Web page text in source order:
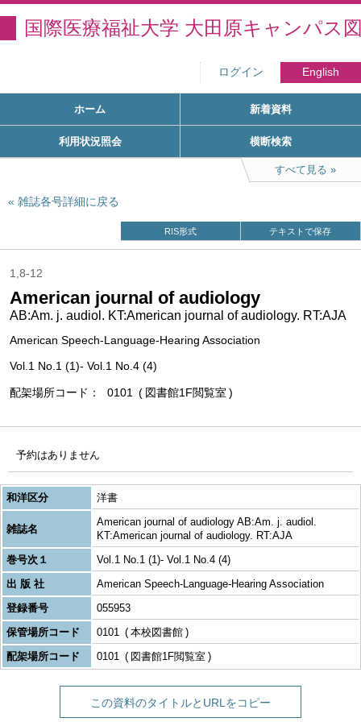
国際医療福祉大学 大田原キャンパス
ログイン English
ホーム 新着資料
利用状況照会 横断検索
すべて見る
雑誌各号詳細に戻る
RIS形式 テキストで保存
1,8-12
American journal of audiology
AB:Am. j. audiol. KT:American journal of audiology. RT:AJA
American Speech-Language-Hearing Association
Vol.1 No.1 (1)- Vol.1 No.4 (4)
配架場所コード 0101 図書館1F閲覧室
予約はありません
和洋区分 洋書
雑誌名
American journal of audiology AB:Am. j. audiol.
KT:American journal of audiology. RT:AJA
巻号次１
Vol.1 No.1 (1)- Vol.1 No.4 (4)
出 版 社
American Speech-Language-Hearing Association
登録番号
055953
保管場所コード
0101
本校図書館
配架場所コード
0101 図書館1F閲覧室
この資料のタイトルとURLをコピー